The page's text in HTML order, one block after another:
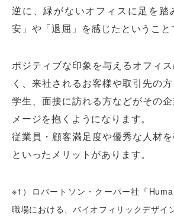
逆に、緑がないオフィスに足を踏
安」や「退屈」を感じたということ
ポジティブな印象を与えるオフィ
く、来社されるお客様や取引先の
学生、面接に訪れる方などがその
メージを抱くようになります。
従業員・顧客満足度や優秀な人材
といったメリットがあります。
※1）ロバートソン・クーパー社『
職場における、バイオフィリックデザイ